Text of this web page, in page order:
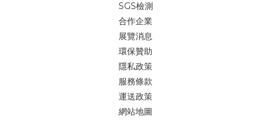
SGS檢測
合作企業
展覽消息
環保贊助
隱私政策
服務條款
運送政策
網站地圖